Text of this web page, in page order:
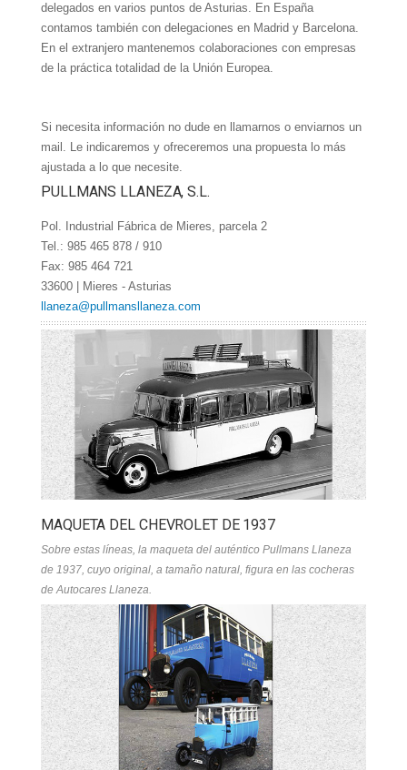
delegados en varios puntos de Asturias. En España
contamos también con delegaciones en Madrid y Barcelona.
En el extranjero mantenemos colaboraciones con empresas
de la práctica totalidad de la Unión Europea.
Si necesita información no dude en llamarnos o enviarnos un
mail. Le indicaremos y ofreceremos una propuesta lo más
ajustada a lo que necesite.
PULLMANS LLANEZA, S.L.
Pol. Industrial Fábrica de Mieres, parcela 2
Tel.: 985 465 878 / 910
Fax: 985 464 721
33600 | Mieres - Asturias
llaneza@pullmansllaneza.com
MAQUETA DEL CHEVROLET DE 1937
Sobre estas líneas, la maqueta del auténtico Pullmans Llaneza
de 1937, cuyo original, a tamaño natural, figura en las cocheras
de Autocares Llaneza.